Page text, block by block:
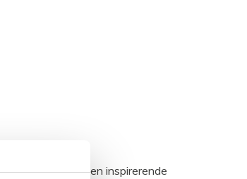
bouwen we een inspirerende